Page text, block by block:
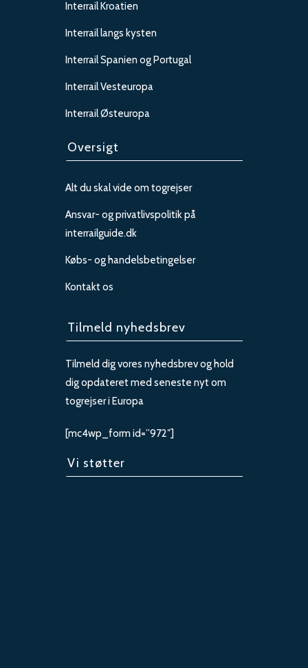
Interrail Kroatien
Interrail langs kysten
Interrail Spanien og Portugal
Interrail Vesteuropa
Interrail Østeuropa
Oversigt
Alt du skal vide om togrejser
Ansvar- og privatlivspolitik på
interrailguide.dk
Købs- og handelsbetingelser
Kontakt os
Tilmeld nyhedsbrev
Tilmeld dig vores nyhedsbrev og hold
dig opdateret med seneste nyt om
togrejser i Europa
[mc4wp_form id=”972″]
Vi støtter